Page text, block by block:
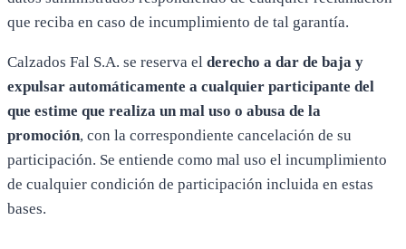
que reciba en caso de incumplimiento de tal garantía.
Calzados Fal S.A. se reserva el derecho a dar de baja y
expulsar automáticamente a cualquier participante del
que estime que realiza un mal uso o abusa de la
promoción, con la correspondiente cancelación de su
participación. Se entiende como mal uso el incumplimiento
de cualquier condición de participación incluida en estas
bases.